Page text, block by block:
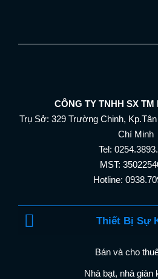
CÔNG TY TNHH SX TM
Trụ Sở: 329 Trường Chinh,
Chí Minh
Tel:
MST:
Hotline:
Thiết Bị Sự
Bán và cho
Nhà bạt, nhà giàn